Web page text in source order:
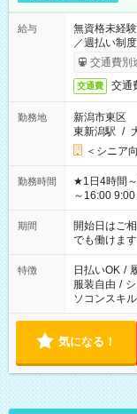
給与
無資格未経
／週払い制
了次第のお
交通費別
交通費 交通
勤務地
新潟市東区
東新潟駅 /
＜シニア
勤務時間
★1日4時間～の時短シフ
～16:00 9:00～
の場合、他
せん ※法令
象となりま
り、短時間
期間
開始日はご
でも働けます
特徴 日払いOK /
服装自由 /
ソコンスキ
気になる！